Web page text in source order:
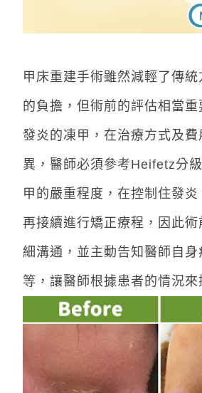
甲床重建手術雖然減輕了傳
的負擔，但術前的評估相當
發炎的凍甲，在治療方式及
異，醫師必須參考Heifetz分
甲的嚴重程度，在控制住發炎
再接續進行矯正療程，因此
細溝通，並主動告知醫師自
等，讓醫師根據患者的情況來